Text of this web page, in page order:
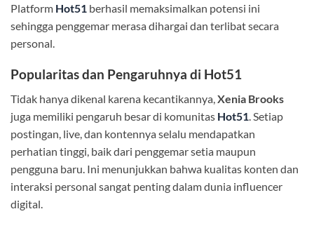
Platform Hot51 berhasil memaksimalkan potensi ini
sehingga penggemar merasa dihargai dan terlibat secara
personal.
Popularitas dan Pengaruhnya di Hot51
Tidak hanya dikenal karena kecantikannya,Xenia Brooks
juga memiliki pengaruh besar di komunitas Hot51. Setiap
postingan, live, dan kontennya selalu mendapatkan
perhatian tinggi, baik dari penggemar setia maupun
pengguna baru. Ini menunjukkan bahwa kualitas konten dan
interaksi personal sangat penting dalam dunia influencer
digital.